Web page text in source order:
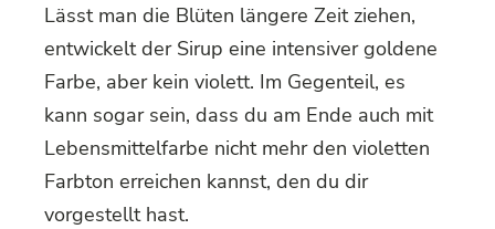
Lässt man die Blüten längere Zeit ziehen,
entwickelt der Sirup eine intensiver goldene
Farbe, aber kein violett. Im Gegenteil, es
kann sogar sein, dass du am Ende auch mit
Lebensmittelfarbe nicht mehr den violetten
Farbton erreichen kannst, den du dir
vorgestellt hast.